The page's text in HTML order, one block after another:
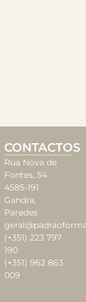
CONTACTOS
Rua Nova de
Fontes, 54
4585-191
Gandra,
Paredes
(+351) 223 797
190
(+351) 962 863
009